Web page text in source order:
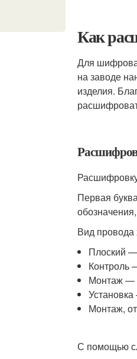
Как
Для
на заводе
изделия.
Первая
Вид провода
Плоский
Контроль
Монтаж —
Монтаж,
С помощью